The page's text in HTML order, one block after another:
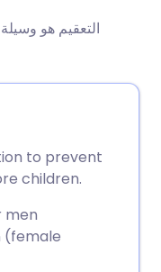
🇫🇷 Français
🇵🇹
التعقيم هو
to prevent
children.
men
(female